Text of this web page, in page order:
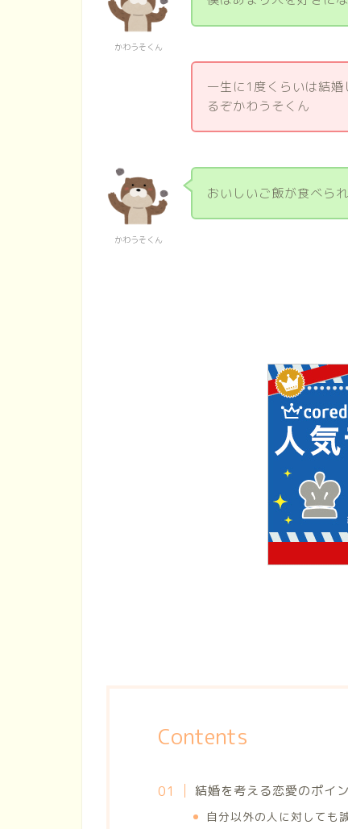
かわうそくん
一生に1度くらいは結
るぞかわうそくん
かわうそくん
おいしいご飯が食べら
Contents
結婚を考える恋愛のポイ
自分以外の人に対しても